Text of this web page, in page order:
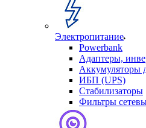
Электропитание
Powerbank
Адаптеры,
Аккумуляторы
ИБП (UPS)
Стабилизаторы
Фильтры